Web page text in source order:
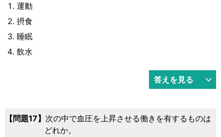
運動
摂食
睡眠
飲水
答えを見る
17
次の中で血圧を上昇させる働きを有するものは
どれか。